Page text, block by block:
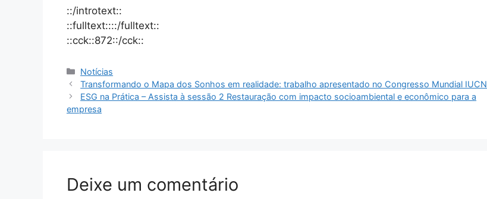
::/introtext::
::fulltext::::/fulltext::
::cck::872::/cck::
Notícias
Transformando o Mapa dos Sonhos em realidade: trabalho apresentado no Congresso Mundial IUCN
ESG na Prática – Assista à sessão 2 Restauração com impacto socioambiental e econômico para a
empresa
Deixe um comentário